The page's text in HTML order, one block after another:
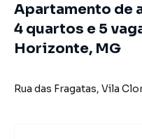
Apartamento de
4 quartos e 5
Horizonte, MG
Rua das Fragatas, Vila